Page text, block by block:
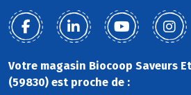
Votre magasin Biocoop Saveurs
(59830) est proche de :